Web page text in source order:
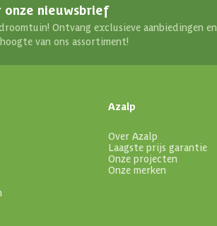
onze nieuwsbrief
Ontvang exclusieve aanbiedingen en
van ons assortiment!
Azalp
Over Azalp
Laagste prijs garantie
Onze projecten
Onze merken